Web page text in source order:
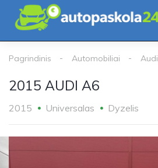
Pagrindinis Automobiliai Audi
2015 AUDI A6
2015 Universalas Dyzelis